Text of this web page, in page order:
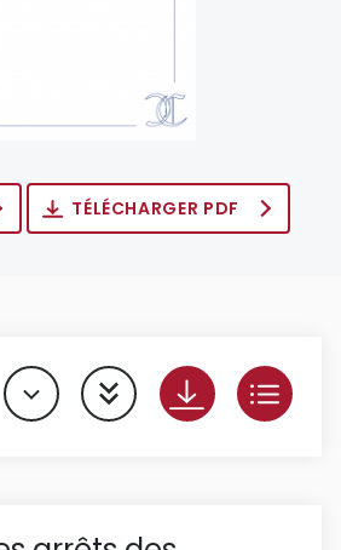
TÉLÉCHARGER PDF